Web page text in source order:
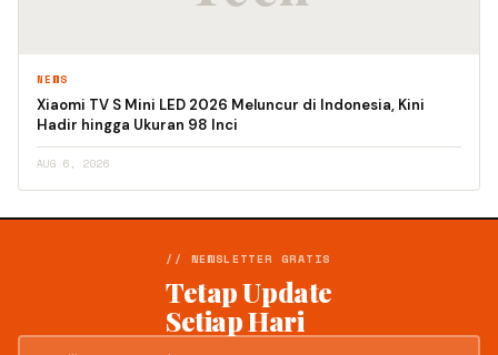
NEWS
Xiaomi TV S Mini LED 2026 Meluncur di Indonesia, Kini
Hadir hingga Ukuran 98 Inci
AUG 6, 2026
// NEWSLETTER GRATIS
Tetap Update
Setiap Hari